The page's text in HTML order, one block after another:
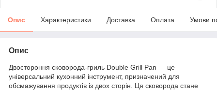
Опис Характеристики Доставка Оплата Умови
Опис
Двостороння сковорода-гриль Double Grill Pan — це
універсальний кухонний інструмент, призначений для
обсмажування продуктів із двох сторін. Ця сковорода стане